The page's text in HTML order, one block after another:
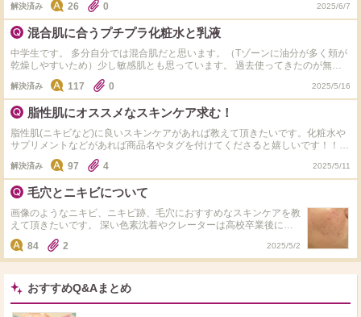
ずみ 朝夜兼用 Curelミスト化粧水 アクアレーベル トリートメントミルク とて
もしっとり 乳液 朝 ネイチャーコンク 拭き取り化粧水 メラノCC化粧水 トリデ
ンcvbセラム ビタミン美容液 夜 ONE BY KOSE クリアピールセラム ELIXIR リ
フトモイストローション 3 または アルビオン フローラドリップ ANUA PDRN
美容液 ANUA レチノール（2日に1回）
解決済み 26 0 2025/6/7
混合肌に合うプチプラ化粧水と乳液
中学生です。 多分自分では混合肌だと思います。（Tゾーンに油分が多く頬が
乾燥しやすいため）少し敏感肌とも思っています。 過去使ってきたのが無印
良品の化粧水と乳液、キュレルの化粧水と乳液、メラノCCの化粧水と乳液で
今使っているのが、極潤の化粧水と乳液です。しかし極潤を使ってから少し前
までとは朝のTゾーンの油分が多い気がします。（多分） 最近極潤を使い始め
たのですぐにはなくなりませんが今後の参考としておすすめの化粧水、乳液を
知りたいです。ちなみにメラノCCは肌が荒れてるとき等、肌が敏感な時に少
しひりついた気がします。 【要望など色々まとめると】 混合肌に合う化粧水
と乳液 ドラッグストアで買える 出来ればプチプラがいい（1000円～2000円く
らいを目安に） 容量が多すぎないもの （今までで使ってきたくらいが理想
です） しっとり、さっぱりはどちらでも大丈夫です ニキビに効くもの （で
きればです） 美白効果があるもの （できればです） 最後まで読んでいただ
きありがとうございました。 おすすめの化粧水、乳液待ってます。
解決済み 117 0 2025/5/16
脂性肌にオススメなスキンケア求む！
脂性肌(ニキビなど)に良いスキンケアがあれば教えて頂きたいです。化粧水や
サプリメントなどがあれば商品名やタグを付けてくださると嬉しいです！！
デパコス,プチプラ問いませんので 皆さんが使用して肌の調子が良くなった 物
を教えて下さい！ 因みに今使っている化粧水は アクアレーベル/メラノCC/白
潤 を使い切りでローテーションしてます。 乳液は肌の調子に合わせて 無印良
品の乳液を主に使ってます。 美容液はコスメデコルテのリペアセラムかメラ
ノCCです。 パックはルルルンの緑を使ってます。
解決済み 97 4 2025/5/11
毛穴とニキビについて
画像のようなニキビ、ニキビ跡、毛穴におすすめなスキンケアを教
えて頂きたいです。 深い色素沈着やクレーターは高校卒業後に美
容医療を試そうと思っています。 化粧水は朝に白潤プレミアム、
メラノCC、アヌアのドクダミ、美容液はanlabelLABのVエッセン
ス、アヌアのアゼライン酸15%、クレンジングはアンドハニーの
水色を使っています。 アゼライン酸とビタミンの併用は避けてい
ます。基本的にビタミン系を夜、アゼライン酸は朝使っています。
84 2 2025/5/2
おすすめQ&Aまとめ